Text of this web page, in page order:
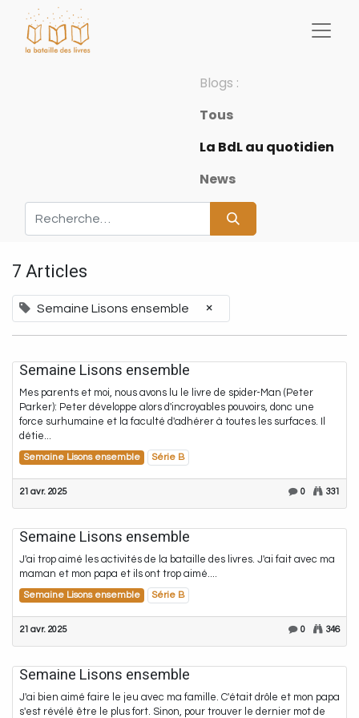
Blogs :
Tous
La BdL au quotidien
News
7 Articles
Semaine Lisons ensemble ×
Semaine Lisons ensemble
Mes parents et moi, nous avons lu le livre de spider-Man (Peter
Parker): Peter développe alors d'incroyables pouvoirs, donc une
force surhumaine et la faculté d'adhérer à toutes les surfaces. Il
détie...
Semaine Lisons ensemble Série B
21 avr. 2025 0 331
Semaine Lisons ensemble
J'ai trop aimé les activités de la bataille des livres. J'ai fait avec ma
maman et mon papa et ils ont trop aimé....
Semaine Lisons ensemble Série B
21 avr. 2025 0 346
Semaine Lisons ensemble
J'ai bien aimé faire le jeu avec ma famille. C'était drôle et mon papa
s'est révélé être le plus fort. Sinon, pour trouver le dernier mot de